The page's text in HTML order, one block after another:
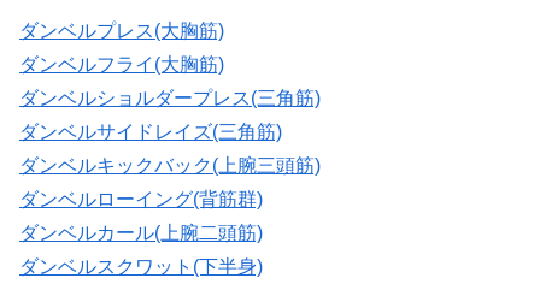
ダンベルプレス(大胸筋)
ダンベルフライ(大胸筋)
ダンベルショルダープレス(三角筋)
ダンベルサイドレイズ(三角筋)
ダンベルキックバック(上腕三頭筋)
ダンベルローイング(背筋群)
ダンベルカール(上腕二頭筋)
ダンベルスクワット(下半身)